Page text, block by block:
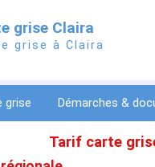
grise Claira
grise à Claira
grise Démarches &
Tarif carte